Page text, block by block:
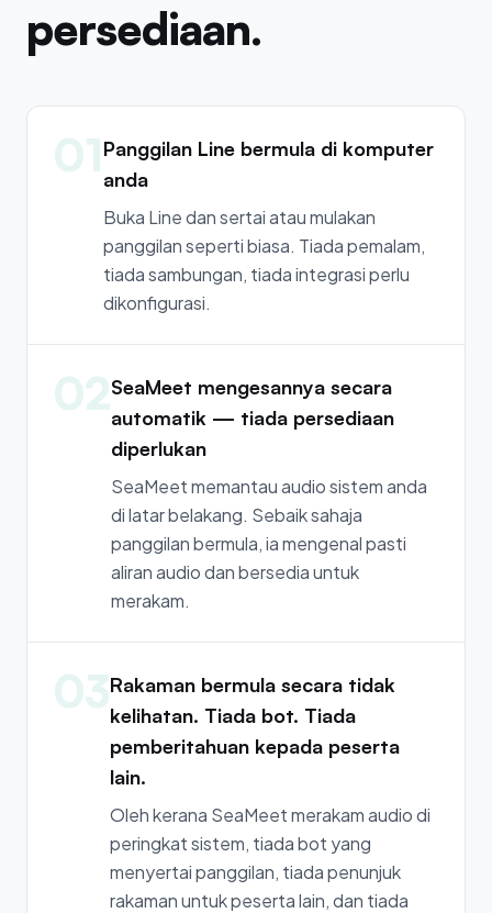
persediaan.
01Panggilan Line bermula di komputer
anda
Buka Line dan sertai atau mulakan
panggilan seperti biasa. Tiada pemalam,
tiada sambungan, tiada integrasi perlu
dikonfigurasi.
02SeaMeet mengesannya secara
automatik — tiada persediaan
diperlukan
SeaMeet memantau audio sistem anda
di latar belakang. Sebaik sahaja
panggilan bermula, ia mengenal pasti
aliran audio dan bersedia untuk
merakam.
03Rakaman bermula secara tidak
kelihatan. Tiada bot. Tiada
pemberitahuan kepada peserta
lain.
Oleh kerana SeaMeet merakam audio di
peringkat sistem, tiada bot yang
menyertai panggilan, tiada penunjuk
rakaman untuk peserta lain, dan tiada